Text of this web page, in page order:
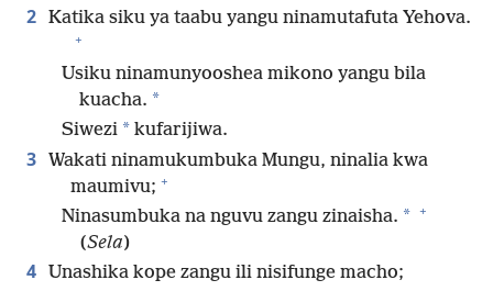
2 Katika siku ya taabu yangu ninamutafuta Yehova.
+
Usiku ninamunyooshea mikono yangu bila
kuacha. *
Siwezi * kufarijiwa.
3 Wakati ninamukumbuka Mungu, ninalia kwa
maumivu; +
Ninasumbuka na nguvu zangu zinaisha. * +
(Sela)
4 Unashika kope zangu ili nisifunge macho;